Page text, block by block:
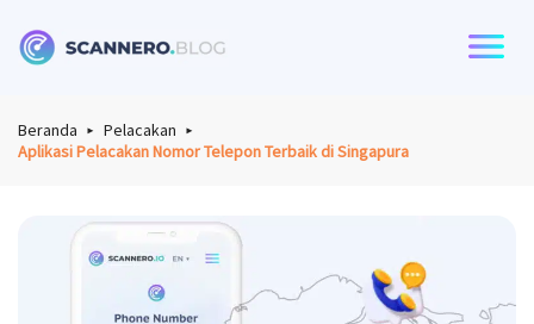
Beranda
Pelacakan
Aplikasi Pelacakan Nomor Telepon Terbaik di Singapura